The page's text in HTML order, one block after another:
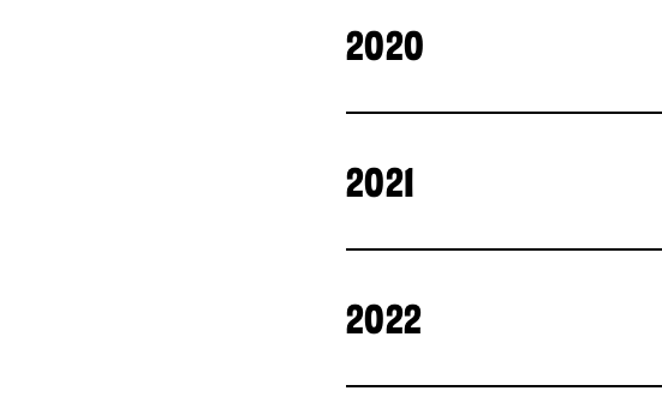
2020
2021
Talk of the Town
2022